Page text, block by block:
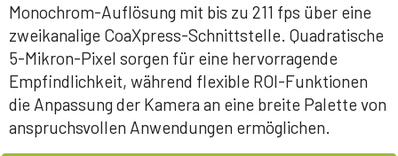
Monochrom-Auflösung mit bis zu 211 fps über eine
zweikanalige CoaXpress-Schnittstelle. Quadratische
5-Mikron-Pixel sorgen für eine hervorragende
Empfindlichkeit, während flexible ROI-Funktionen
die Anpassung der Kamera an eine breite Palette von
anspruchsvollen Anwendungen ermöglichen.